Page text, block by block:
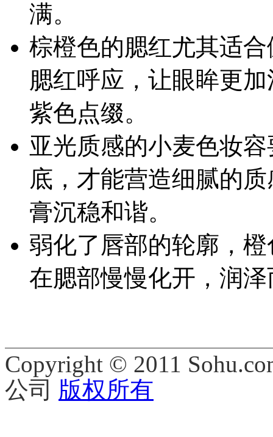
满。
棕橙色的腮红尤其适
腮红呼应，让眼眸更
紫色点缀。
亚光质感的小麦色妆
底，才能营造细腻的
膏沉稳和谐。
弱化了唇部的轮廓，
在腮部慢慢化开，润
Copyright © 2011
公司 版权所有